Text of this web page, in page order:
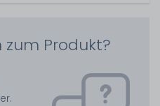
zum Produkt?